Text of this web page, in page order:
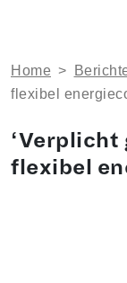
Home >
flexibel
flexibel